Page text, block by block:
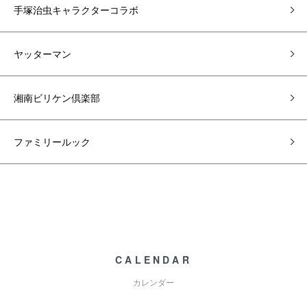
手塚治虫キャラクターコラボ
ヤッターマン
湘南ビリケン倶楽部
ファミリールック
CALENDAR
カレンダー